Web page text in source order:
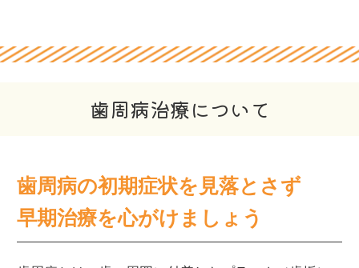
歯周病治療について
歯周病の初期症状を見落とさず
早期治療を心がけましょう